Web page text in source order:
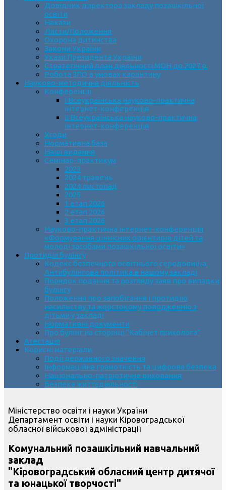
Довідник директора закладу позашкільної
освіти
Накази
Листи/Положення
Охорона дитинства
Закони України
Укази Президента України
Стратегічний план діяльності МОН до 2027 р.
Робота ЗПО в умовах карантину
Науково-методична діяльність
Конференції
І Всеукраїнська науково-практична
інтернет-конференція
ІІ Всеукраїнська науково-практична
інтернет-конференція
Угоди
Нормативна база
Наші видання
Семінар-практикум
2023
2024 травень
2024 листопад
2025
1 етап 2026
2 етап 2026
3 етап 2026
Науково-практична інтернет-конференція
«Формування ціннісних орієнтирів дітей та
молоді засобами позашкільної освіти»
Протидія булінгу
Кодекс безпечного освітнього середовища.
Антибулінгова політика в нашому закладі
Порядок подання та розгляду заяв про випадки
булінгу
Положення про запобігання і протидію
насильству та жорстокому поводженню з
дітьми у закладі
Нормативні документи
Про булінг на сторінці “Кабінет психолога”
Атестація
Корисні матеріали
Події державного значення
Інформаційна грамотність та цифрова безпека
Національно-патріотичне виховання
Безпека життєдіяльності
Міністерство освіти і науки України
Департамент освіти і науки Кіровоградської
обласної військової адміністрації
Комунальний позашкільний навчальний
заклад
"Кіровоградський обласний центр дитячої
та юнацької творчості"